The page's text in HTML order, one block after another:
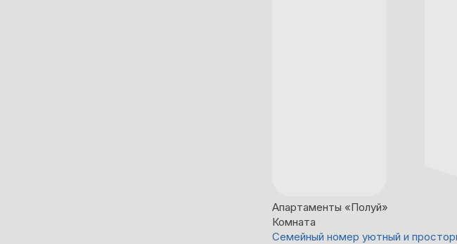
Апартаменты «Полуй»
Комната
Семейный номер уютный и